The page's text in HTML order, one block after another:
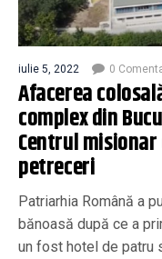
iulie 5, 2022 0
Afacerea
complex din
Centrul
petreceri
Patriarhia Română a
bănoasă după ce a
un fost hotel de patru